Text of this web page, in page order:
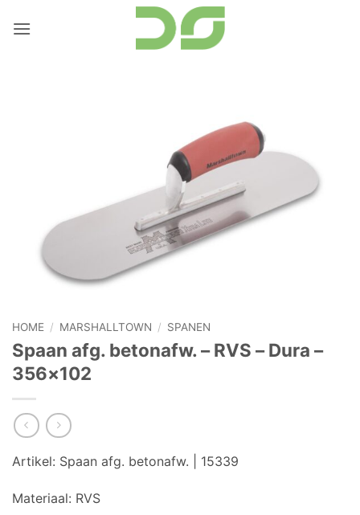
naar
HOME / MARSHALLTOWN / SPANEN
Spaan afg. betonafw. – RVS – Dura –
356×102
Artikel: Spaan afg. betonafw. | 15339
Materiaal: RVS